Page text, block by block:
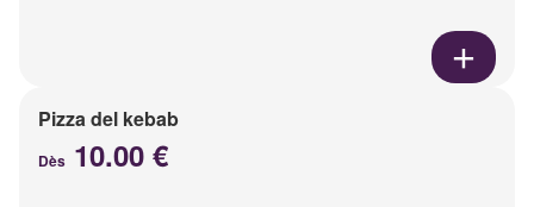
Pizza del kebab
Dès 10.00 €